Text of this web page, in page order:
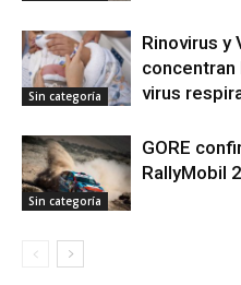
Sin categoría
Rinovirus y
concentran
virus
Sin categoría
GORE
RallyMobil